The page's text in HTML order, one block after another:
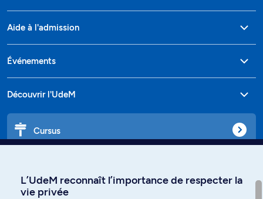
Aide à l'admission
Événements
Découvrir l'UdeM
Cursus
L’UdeM reconnaît l’importance de respecter la
vie privée